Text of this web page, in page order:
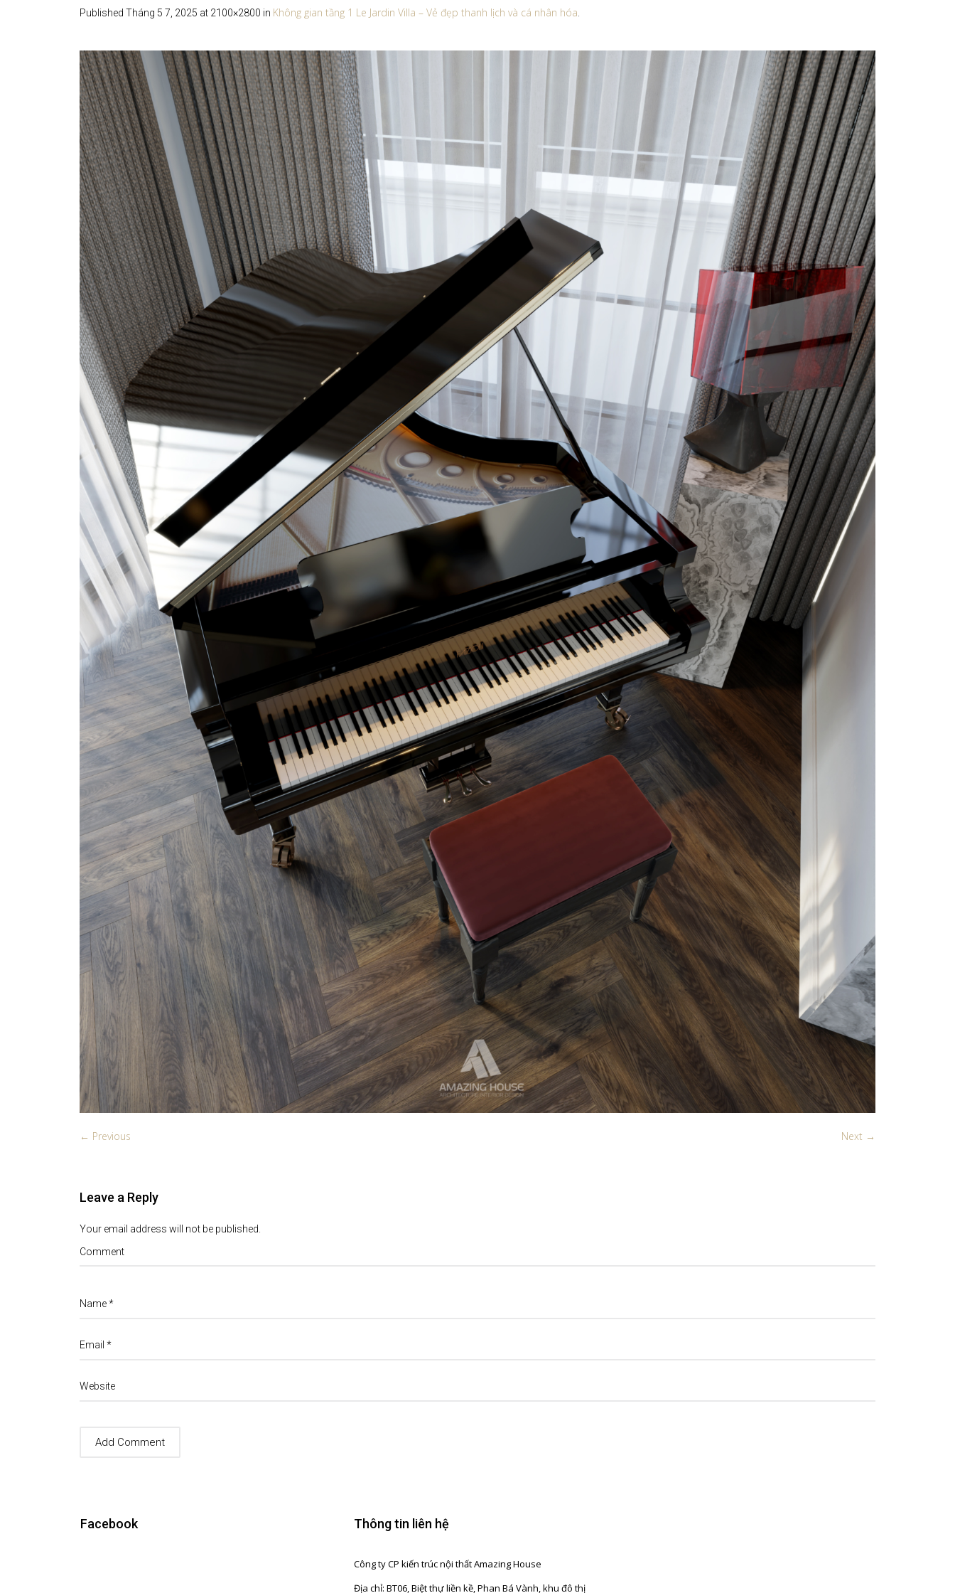
Published Tháng 5 7, 2025 at 2100×2800 in Không gian tầng 1 Le Jardin Villa – Vẻ đẹp thanh lịch và cá nhân hóa.
← Previous Next →
Leave a Reply
Your email address will not be published.
Comment
Name*
Email *
Website
Facebook Thông tin liên hệ
Công ty CP kiến trúc nội thất Amazing House
Địa chỉ: BT06, Biệt thự liền kề, Phan Bá Vành, khu đô thị